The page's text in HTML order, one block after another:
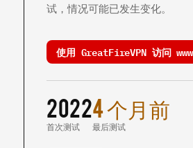
试，情况可能已发生变化。
使用 GreatFireVPN 访问
2022
首次测试
4 个月前
最后测试